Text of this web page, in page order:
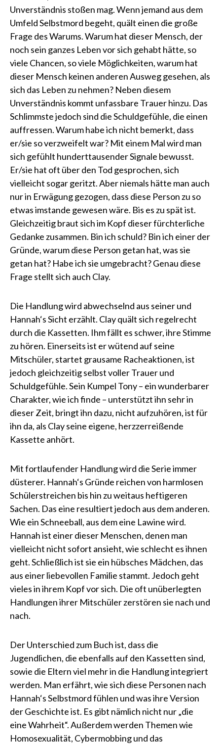
Unverständnis stoßen mag. Wenn jemand aus dem
Umfeld Selbstmord begeht, quält einen die große
Frage des Warums. Warum hat dieser Mensch, der
noch sein ganzes Leben vor sich gehabt hätte, so
viele Chancen, so viele Möglichkeiten, warum hat
dieser Mensch keinen anderen Ausweg gesehen, als
sich das Leben zu nehmen? Neben diesem
Unverständnis kommt unfassbare Trauer hinzu. Das
Schlimmste jedoch sind die Schuldgefühle, die einen
auffressen. Warum habe ich nicht bemerkt, dass
er/sie so verzweifelt war? Mit einem Mal wird man
sich gefühlt hunderttausender Signale bewusst.
Er/sie hat oft über den Tod gesprochen, sich
vielleicht sogar geritzt. Aber niemals hätte man auch
nur in Erwägung gezogen, dass diese Person zu so
etwas imstande gewesen wäre. Bis es zu spät ist.
Gleichzeitig braut sich im Kopf dieser fürchterliche
Gedanke zusammen. Bin ich schuld? Bin ich einer der
Gründe, warum diese Person getan hat, was sie
getan hat? Habe ich sie umgebracht? Genau diese
Frage stellt sich auch Clay.
Die Handlung wird abwechselnd aus seiner und
Hannah‘s Sicht erzählt. Clay quält sich regelrecht
durch die Kassetten. Ihm fällt es schwer, ihre Stimme
zu hören. Einerseits ist er wütend auf seine
Mitschüler, startet grausame Racheaktionen, ist
jedoch gleichzeitig selbst voller Trauer und
Schuldgefühle. Sein Kumpel Tony – ein wunderbarer
Charakter, wie ich finde – unterstützt ihn sehr in
dieser Zeit, bringt ihn dazu, nicht aufzuhören, ist für
ihn da, als Clay seine eigene, herzzerreißende
Kassette anhört.
Mit fortlaufender Handlung wird die Serie immer
düsterer. Hannah‘s Gründe reichen von harmlosen
Schülerstreichen bis hin zu weitaus heftigeren
Sachen. Das eine resultiert jedoch aus dem anderen.
Wie ein Schneeball, aus dem eine Lawine wird.
Hannah ist einer dieser Menschen, denen man
vielleicht nicht sofort ansieht, wie schlecht es ihnen
geht. Schließlich ist sie ein hübsches Mädchen, das
aus einer liebevollen Familie stammt. Jedoch geht
vieles in ihrem Kopf vor sich. Die oft unüberlegten
Handlungen ihrer Mitschüler zerstören sie nach und
nach.
Der Unterschied zum Buch ist, dass die
Jugendlichen, die ebenfalls auf den Kassetten sind,
sowie die Eltern viel mehr in die Handlung integriert
werden. Man erfährt, wie sich diese Personen nach
Hannah‘s Selbstmord fühlen und was ihre Version
der Geschichte ist. Es gibt nämlich nicht nur „die
eine Wahrheit“. Außerdem werden Themen wie
Homosexualität, Cybermobbing und das